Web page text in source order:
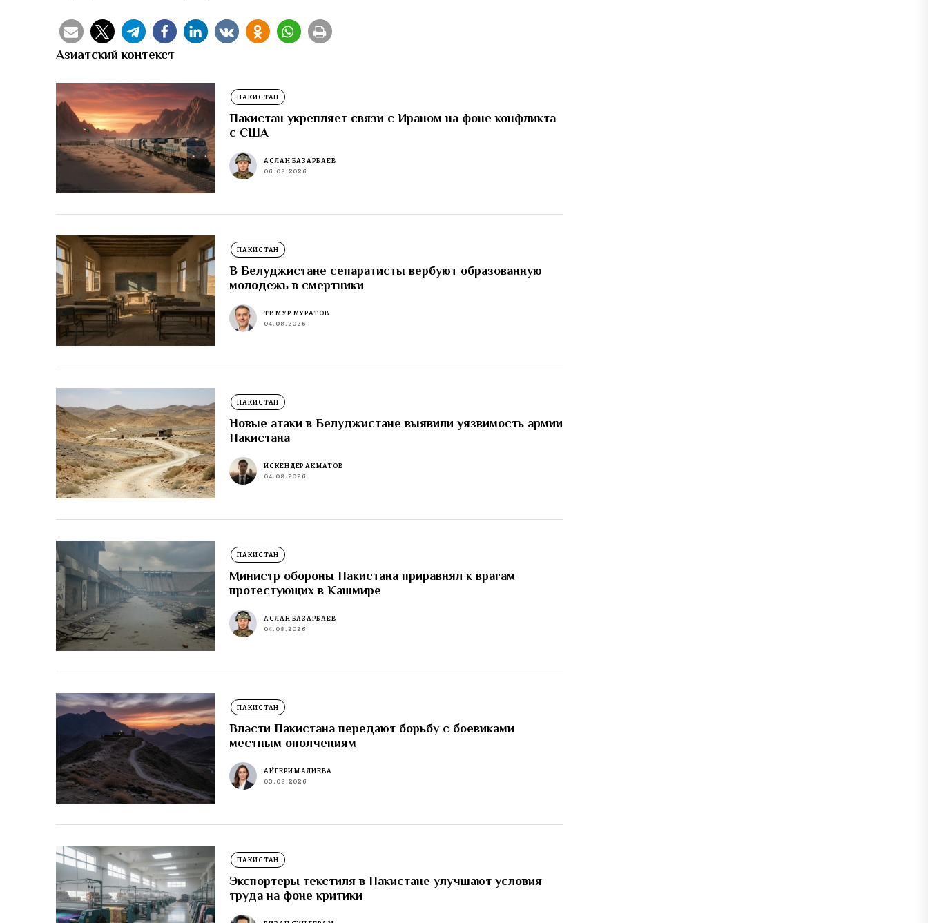
Азиатский контекст
ПАКИСТАН
Пакистан укрепляет связи с Ираном на фоне конфликта
с США
АСЛАН БАЗАРБАЕВ
06.08.2026
ПАКИСТАН
В Белуджистане сепаратисты вербуют образованную
молодежь в смертники
ТИМУР МУРАТОВ
04.08.2026
ПАКИСТАН
Новые атаки в Белуджистане выявили уязвимость армии
Пакистана
ИСКЕНДЕР АКМАТОВ
04.08.2026
ПАКИСТАН
Министр обороны Пакистана приравнял к врагам
протестующих в Кашмире
АСЛАН БАЗАРБАЕВ
04.08.2026
ПАКИСТАН
Власти Пакистана передают борьбу с боевиками
местным ополчениям
АЙГЕРИМ АЛИЕВА
03.08.2026
ПАКИСТАН
Экспортеры текстиля в Пакистане улучшают условия
труда на фоне критики